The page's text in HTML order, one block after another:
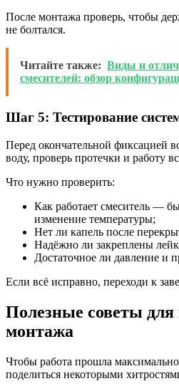
После монтажа проверь, чтобы
не болтался.
Читайте также: Виды и
смесителей: обзор
Шаг 5: Тестирование
Перед окончательной фиксацией
воду, проверь протечки и работу
Что нужно проверить:
Как работает смеситель —
изменение температуры;
Нет ли капель после
Надёжно ли закреплены
Достаточное ли давление и
Если всё исправно, переходи к
Полезные советы для
монтажа
Чтобы работа прошла
поделиться некоторыми